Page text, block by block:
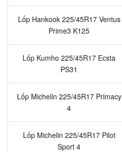
Lốp Hankook 225/45R17 Ventus
Prime3 K125
Lốp Kumho 225/45R17 Ecsta
PS31
Lốp Michelin 225/45R17 Primacy
4
Lốp Michelin 225/45R17 Pilot
Sport 4